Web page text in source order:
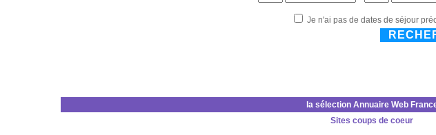
Je n'ai pas de dates de séjour
la sélection Annuaire Web
Sites coups de coeur